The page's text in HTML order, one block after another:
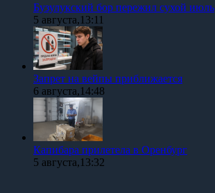
Бузулукский бор пережил сухой июль
5 августа,13:11
Запрет на вейпы приближается
6 августа,14:48
Капибара прилетела в Оренбург
5 августа,13:32